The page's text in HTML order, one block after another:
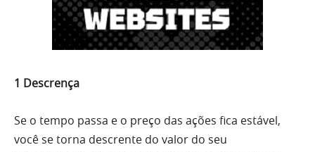
1 Descrença
Se o tempo passa e o preço das ações fica estável,
você se torna descrente do valor do seu